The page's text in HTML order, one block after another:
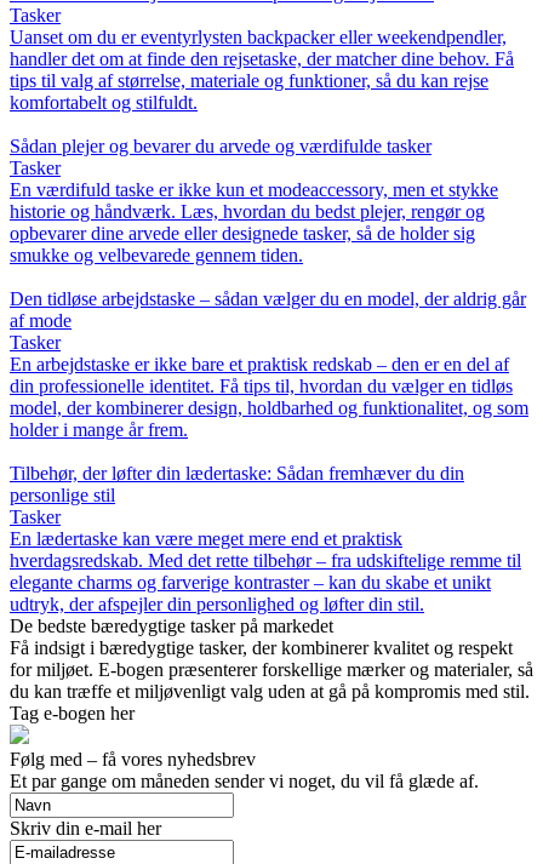
Tasker
Uanset om du er eventyrlysten backpacker eller weekendpendler,
handler det om at finde den rejsetaske, der matcher dine behov. Få
tips til valg af størrelse, materiale og funktioner, så du kan rejse
komfortabelt og stilfuldt.
Sådan plejer og bevarer du arvede og værdifulde tasker
Tasker
En værdifuld taske er ikke kun et modeaccessory, men et stykke
historie og håndværk. Læs, hvordan du bedst plejer, rengør og
opbevarer dine arvede eller designede tasker, så de holder sig
smukke og velbevarede gennem tiden.
Den tidløse arbejdstaske – sådan vælger du en model, der aldrig går
af mode
Tasker
En arbejdstaske er ikke bare et praktisk redskab – den er en del af
din professionelle identitet. Få tips til, hvordan du vælger en tidløs
model, der kombinerer design, holdbarhed og funktionalitet, og som
holder i mange år frem.
Tilbehør, der løfter din lædertaske: Sådan fremhæver du din
personlige stil
Tasker
En lædertaske kan være meget mere end et praktisk
hverdagsredskab. Med det rette tilbehør – fra udskiftelige remme til
elegante charms og farverige kontraster – kan du skabe et unikt
udtryk, der afspejler din personlighed og løfter din stil.
De bedste bæredygtige tasker på markedet
Få indsigt i bæredygtige tasker, der kombinerer kvalitet og respekt
for miljøet. E-bogen præsenterer forskellige mærker og materialer, så
du kan træffe et miljøvenligt valg uden at gå på kompromis med stil.
Tag e-bogen her
Følg med – få vores nyhedsbrev
Et par gange om måneden sender vi noget, du vil få glæde af.
Skriv din e-mail her